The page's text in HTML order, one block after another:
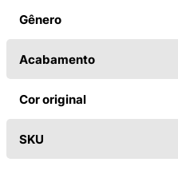
Gênero
Acabamento
Cor original
SKU